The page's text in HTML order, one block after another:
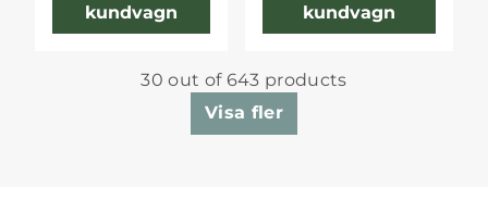
kundvagn
kundvagn
30 out of 643 products
Visa fler